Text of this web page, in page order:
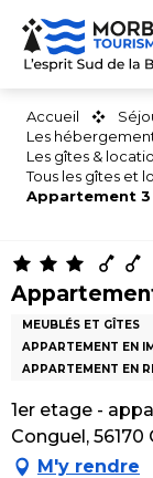
Aller
contenu
Accueil
Les
Les gîtes &
Tous les gîtes et
Appartement 3
MEUBLÉS ET GÎTES
APPARTEMENT EN
APPARTEMENT EN
1er etage -
Conguel, 56170
M'y rendre